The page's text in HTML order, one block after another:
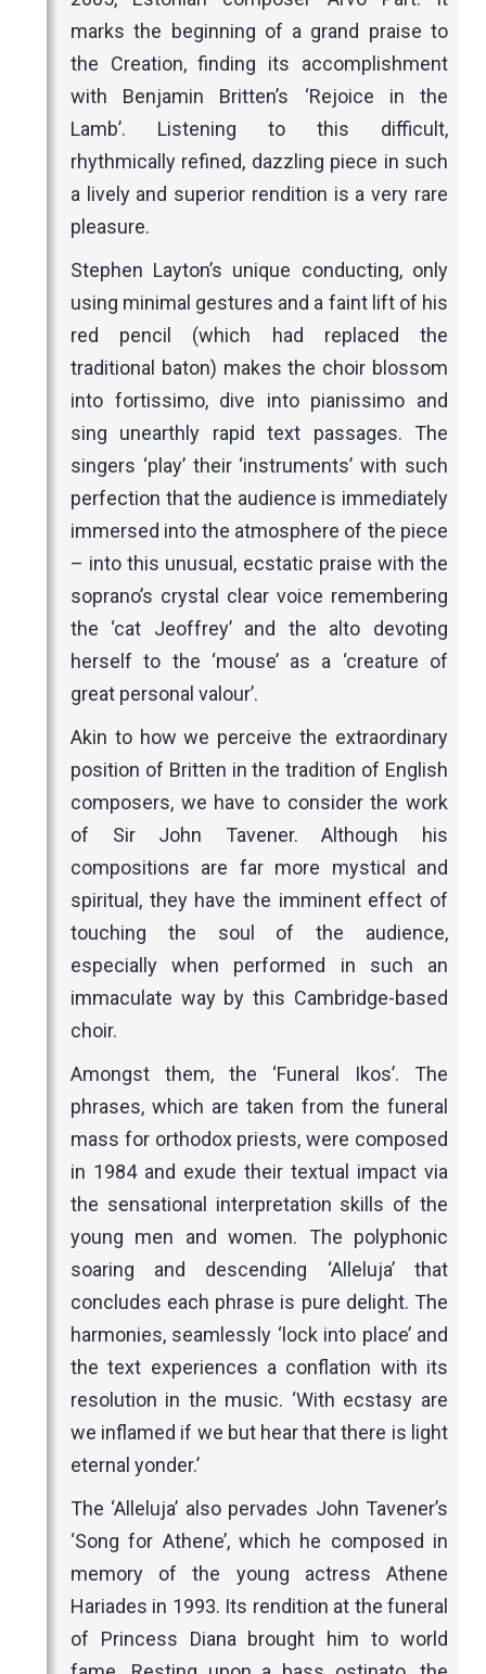
marks the beginning of a grand praise to
the Creation, finding its accomplishment
with Benjamin Britten’s ‘Rejoice in the
Lamb’. Listening to this difficult,
rhythmically refined, dazzling piece in such
a lively and superior rendition is a very rare
pleasure.
Stephen Layton’s unique conducting, only
using minimal gestures and a faint lift of his
red pencil (which had replaced the
traditional baton) makes the choir blossom
into fortissimo, dive into pianissimo and
sing unearthly rapid text passages. The
singers ‘play’ their ‘instruments’ with such
perfection that the audience is immediately
immersed into the atmosphere of the piece
– into this unusual, ecstatic praise with the
soprano’s crystal clear voice remembering
the ‘cat Jeoffrey’ and the alto devoting
herself to the ‘mouse’ as a ‘creature of
great personal valour’.
Akin to how we perceive the extraordinary
position of Britten in the tradition of English
composers, we have to consider the work
of Sir John Tavener. Although his
compositions are far more mystical and
spiritual, they have the imminent effect of
touching the soul of the audience,
especially when performed in such an
immaculate way by this Cambridge-based
choir.
Amongst them, the ‘Funeral Ikos’. The
phrases, which are taken from the funeral
mass for orthodox priests, were composed
in 1984 and exude their textual impact via
the sensational interpretation skills of the
young men and women. The polyphonic
soaring and descending ‘Alleluja’ that
concludes each phrase is pure delight. The
harmonies, seamlessly ‘lock into place’ and
the text experiences a conflation with its
resolution in the music. ‘With ecstasy are
we inflamed if we but hear that there is light
eternal yonder.’
The ‘Alleluja’ also pervades John Tavener’s
‘Song for Athene’, which he composed in
memory of the young actress Athene
Hariades in 1993. Its rendition at the funeral
of Princess Diana brought him to world